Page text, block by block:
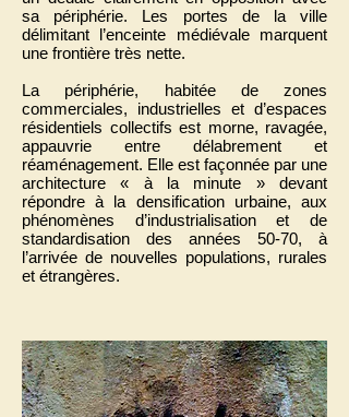
sa périphérie. Les portes de la ville
délimitant l’enceinte médiévale marquent
une frontière très nette.
La périphérie, habitée de zones
commerciales, industrielles et d’espaces
résidentiels collectifs est morne, ravagée,
appauvrie entre délabrement et
réaménagement. Elle est façonnée par une
architecture « à la minute » devant
répondre à la densification urbaine, aux
phénomènes d’industrialisation et de
standardisation des années 50-70, à
l’arrivée de nouvelles populations, rurales
et étrangères.